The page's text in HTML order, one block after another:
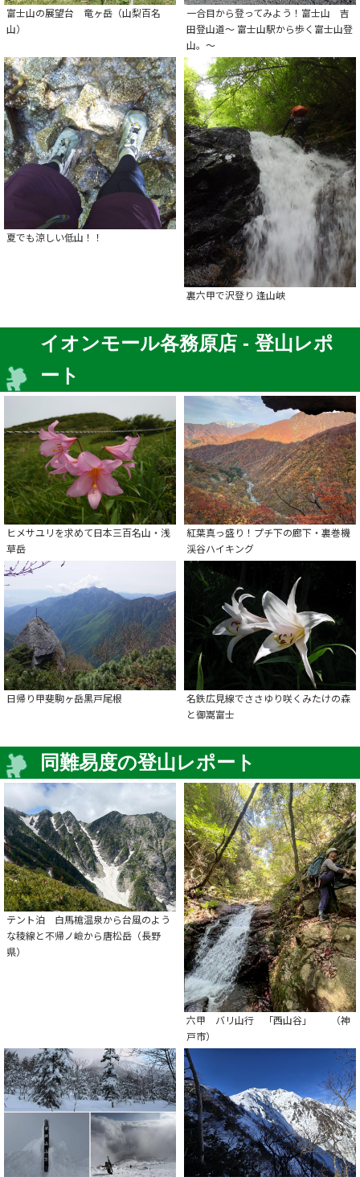
富士山の展望台 竜ヶ岳（山梨百名
山）
一合目から登ってみよう！富士山 吉
田登山道～ 富士山駅から歩く富士山登
山。～
夏でも涼しい低山！！
裏六甲で沢登り 逢山峡
イオンモール各務原店 - 登山レポ
ート
ヒメサユリを求めて日本三百名山・浅
草岳
紅葉真っ盛り！プチ下の廊下・裏巻機
渓谷ハイキング
日帰り甲斐駒ヶ岳黒戸尾根
名鉄広見線でささゆり咲くみたけの森
と御嵩富士
同難易度の登山レポート
テント泊 白馬槍温泉から台風のよう
な稜線と不帰ノ嶮から唐松岳（長野
県）
六甲 バリ山行 「西山谷」 （神
戸市）